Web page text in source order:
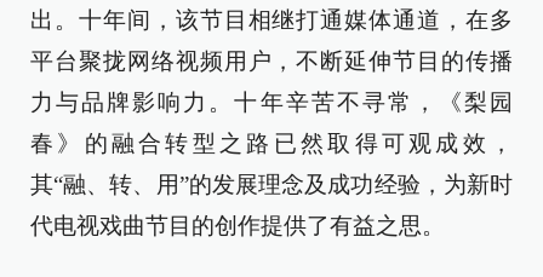
出。十年间，该节目相继打通媒体通道，在多
平台聚拢网络视频用户，不断延伸节目的传播
力与品牌影响力。十年辛苦不寻常，《梨园
春》的融合转型之路已然取得可观成效，
其“融、转、用”的发展理念及成功经验，为新时
代电视戏曲节目的创作提供了有益之思。